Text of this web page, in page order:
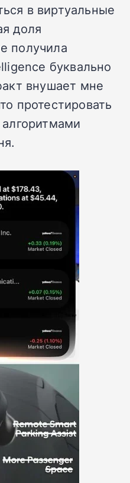
в виртуальные
доля
получила
буквально
внушает мне
протестировать